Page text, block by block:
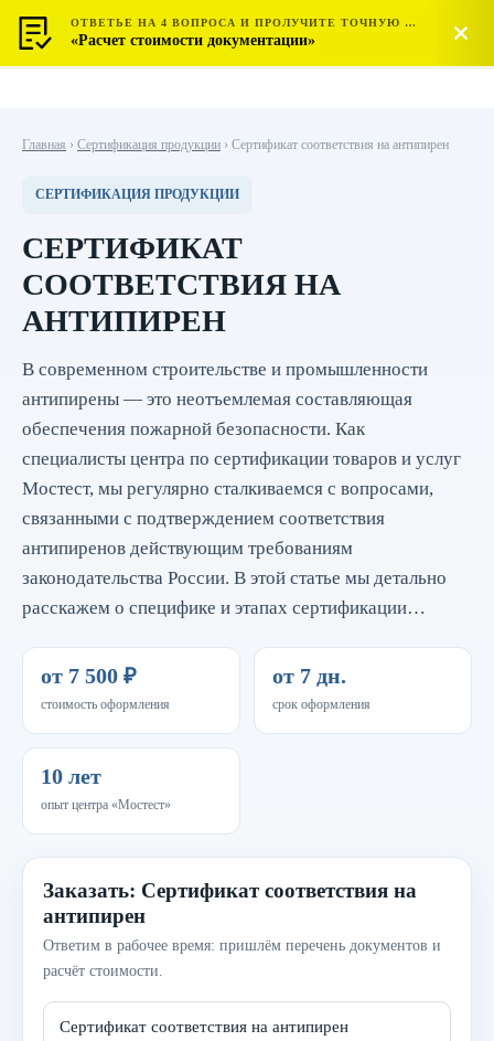
МОСТЕСТ
ЦЕНТР СЕРТИФИКАЦИИ
Главная › Сертификация продукции › Сертификат соответствия на антипирен
СЕРТИФИКАЦИЯ ПРОДУКЦИИ
СЕРТИФИКАТ
СООТВЕТСТВИЯ НА
АНТИПИРЕН
В современном строительстве и промышленности
антипирены — это неотъемлемая составляющая
обеспечения пожарной безопасности. Как
специалисты центра по сертификации товаров и услуг
Мостест, мы регулярно сталкиваемся с вопросами,
связанными с подтверждением соответствия
антипиренов действующим требованиям
законодательства России. В этой статье мы детально
расскажем о специфике и этапах сертификации…
от 7 500 ₽
стоимость оформления
от 7 дн.
срок оформления
10 лет
опыт центра «Мостест»
Заказать: Сертификат соответствия на
антипирен
Ответим в рабочее время: пришлём перечень документов и
расчёт стоимости.
ОТВЕТЬЕ НА 4 ВОПРОСА И ПРОЛУЧИТЕ ТОЧНУЮ СТОИМОСТЬ
«Расчет стоимости документации»